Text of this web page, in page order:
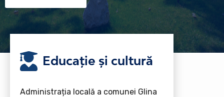
Educație și cultură
Administrația locală a comunei Glina